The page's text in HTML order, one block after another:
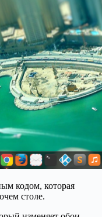
кодом, которая
столе.